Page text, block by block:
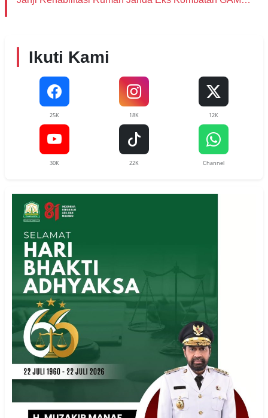
Ikuti Kami
25K 18K 12K
30K 22K Channel